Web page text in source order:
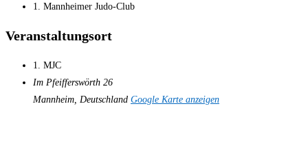
1. Mannheimer Judo-Club
Veranstaltungsort
1. MJC
Im Pfeifferswörth 26
Mannheim Deutschland Google Karte anzeigen